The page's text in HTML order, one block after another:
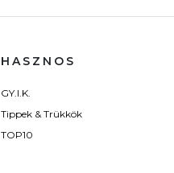
HASZNOS
GY.I.K.
Tippek & Trükkök
TOP10